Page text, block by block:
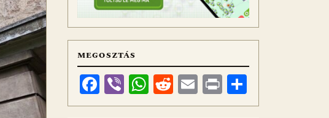
MEGOSZTÁS
Facebook
ViberWhatsApp
Reddit
Email
Print
meg